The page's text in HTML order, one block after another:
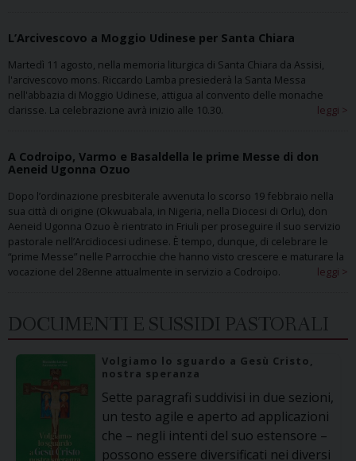
L’Arcivescovo a Moggio Udinese per Santa Chiara
Martedì 11 agosto, nella memoria liturgica di Santa Chiara da Assisi,
l'arcivescovo mons. Riccardo Lamba presiederà la Santa Messa
nell'abbazia di Moggio Udinese, attigua al convento delle monache
clarisse. La celebrazione avrà inizio alle 10.30.
leggi >
A Codroipo, Varmo e Basaldella le prime Messe di don
Aeneid Ugonna Ozuo
Dopo l’ordinazione presbiterale avvenuta lo scorso 19 febbraio nella
sua città di origine (Okwuabala, in Nigeria, nella Diocesi di Orlu), don
Aeneid Ugonna Ozuo è rientrato in Friuli per proseguire il suo servizio
pastorale nell’Arcidiocesi udinese. È tempo, dunque, di celebrare le
“prime Messe” nelle Parrocchie che hanno visto crescere e maturare la
vocazione del 28enne attualmente in servizio a Codroipo.
leggi >
DOCUMENTI E SUSSIDI PASTORALI
Volgiamo lo sguardo a Gesù Cristo,
nostra speranza
Sette paragrafi suddivisi in due sezioni,
un testo agile e aperto ad applicazioni
che – negli intenti del suo estensore –
possono essere diversificati nei diversi